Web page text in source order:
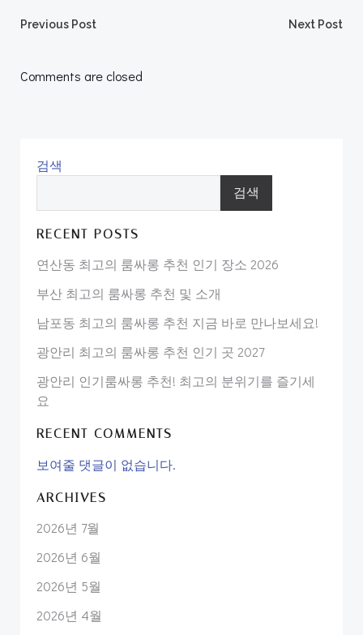
Post
navigation
Previous Post Next Post
Comments are closed
검색
검색
RECENT POSTS
연산동 최고의 룸싸롱 추천 인기 장소 2026
부산 최고의 룸싸롱 추천 및 소개
남포동 최고의 룸싸롱 추천 지금 바로 만나보세요!
광안리 최고의 룸싸롱 추천 인기 곳 2027
광안리 인기룸싸롱 추천! 최고의 분위기를 즐기세
요
RECENT COMMENTS
보여줄 댓글이 없습니다.
ARCHIVES
2026년 7월
2026년 6월
2026년 5월
2026년 4월